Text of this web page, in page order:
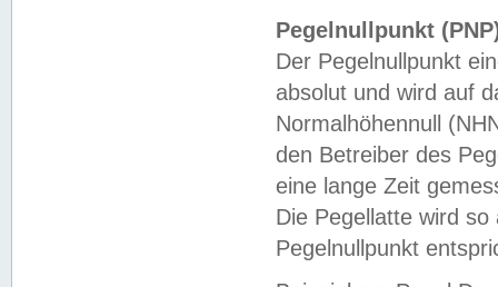
Pegelnullpunkt
Der Pegelnullpunkt
absolut und wird auf
Normalhöhennull
den Betreiber des
eine lange Zeit
Die Pegellatte wird
Pegelnullpunkt